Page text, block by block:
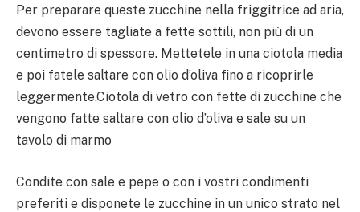
Per preparare queste zucchine nella friggitrice ad aria,
devono essere tagliate a fette sottili, non più di un
centimetro di spessore. Mettetele in una ciotola media
e poi fatele saltare con olio d’oliva fino a ricoprirle
leggermente.Ciotola di vetro con fette di zucchine che
vengono fatte saltare con olio d’oliva e sale su un
tavolo di marmo
Condite con sale e pepe o con i vostri condimenti
preferiti e disponete le zucchine in un unico strato nel